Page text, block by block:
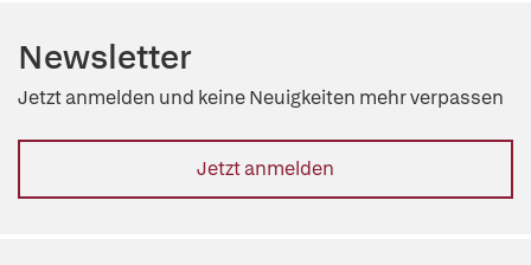
Newsletter
Jetzt anmelden und keine Neuigkeiten mehr verpassen
Jetzt anmelden